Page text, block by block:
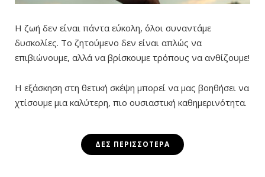
Η ζωή δεν είναι πάντα εύκολη, όλοι συναντάμε
δυσκολίες. Το ζητούμενο δεν είναι απλώς να
επιβιώνουμε, αλλά να βρίσκουμε τρόπους να ανθίζουμε!
Η εξάσκηση στη θετική σκέψη μπορεί να μας βοηθήσει να
χτίσουμε μια καλύτερη, πιο ουσιαστική καθημερινότητα.
ΔΕΣ ΠΕΡΙΣΣΌΤΕΡΑ